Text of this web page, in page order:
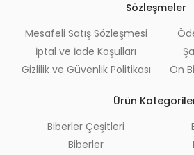
Sözleşmeler
Mesafeli Satış Sözleşmesi
İptal ve İade Koşulları
Gizlilik ve Güvenlik Politikası
Ön
Ürün
Biberler Çeşitleri
Biberler